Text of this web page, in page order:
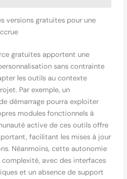
versions gratuites pour une
gratuites apportent une
sans contrainte
les outils au contexte
Par exemple, un
démarrage pourra exploiter
modules fonctionnels à
active de ces outils offre
facilitant les mises à jour
Néanmoins, cette autonomie
avec des interfaces
et un absence de support